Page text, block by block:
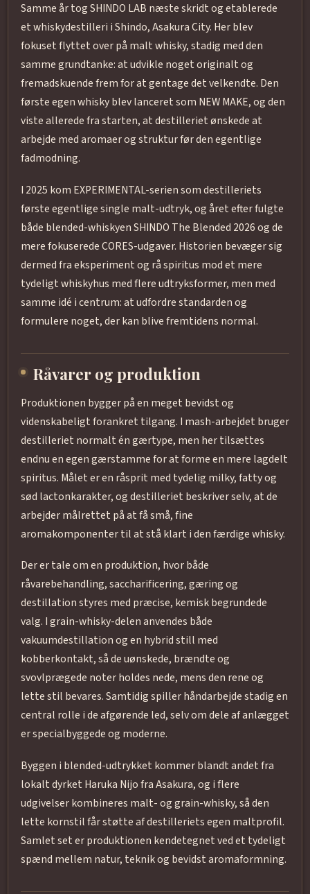
Samme år tog SHINDO LAB næste skridt og etablerede
et whiskydestilleri i Shindo, Asakura City. Her blev
fokuset flyttet over på malt whisky, stadig med den
samme grundtanke: at udvikle noget originalt og
fremadskuende frem for at gentage det velkendte. Den
første egen whisky blev lanceret som NEW MAKE, og den
viste allerede fra starten, at destilleriet ønskede at
arbejde med aromaer og struktur før den egentlige
fadmodning.
I 2025 kom EXPERIMENTAL-serien som destilleriets
første egentlige single malt-udtryk, og året efter fulgte
både blended-whiskyen SHINDO The Blended 2026 og de
mere fokuserede CORES-udgaver. Historien bevæger sig
dermed fra eksperiment og rå spiritus mod et mere
tydeligt whiskyhus med flere udtryksformer, men med
samme idé i centrum: at udfordre standarden og
formulere noget, der kan blive fremtidens normal.
Råvarer og produktion
Produktionen bygger på en meget bevidst og
videnskabeligt forankret tilgang. I mash-arbejdet bruger
destilleriet normalt én gærtype, men her tilsættes
endnu en egen gærstamme for at forme en mere lagdelt
spiritus. Målet er en råsprit med tydelig milky, fatty og
sød lactonkarakter, og destilleriet beskriver selv, at de
arbejder målrettet på at få små, fine
aromakomponenter til at stå klart i den færdige whisky.
Der er tale om en produktion, hvor både
råvarebehandling, saccharificering, gæring og
destillation styres med præcise, kemisk begrundede
valg. I grain-whisky-delen anvendes både
vakuumdestillation og en hybrid still med
kobberkontakt, så de uønskede, brændte og
svovlprægede noter holdes nede, mens den rene og
lette stil bevares. Samtidig spiller håndarbejde stadig en
central rolle i de afgørende led, selv om dele af anlægget
er specialbyggede og moderne.
Byggen i blended-udtrykket kommer blandt andet fra
lokalt dyrket Haruka Nijo fra Asakura, og i flere
udgivelser kombineres malt- og grain-whisky, så den
lette kornstil får støtte af destilleriets egen maltprofil.
Samlet set er produktionen kendetegnet ved et tydeligt
spænd mellem natur, teknik og bevidst aromaformning.